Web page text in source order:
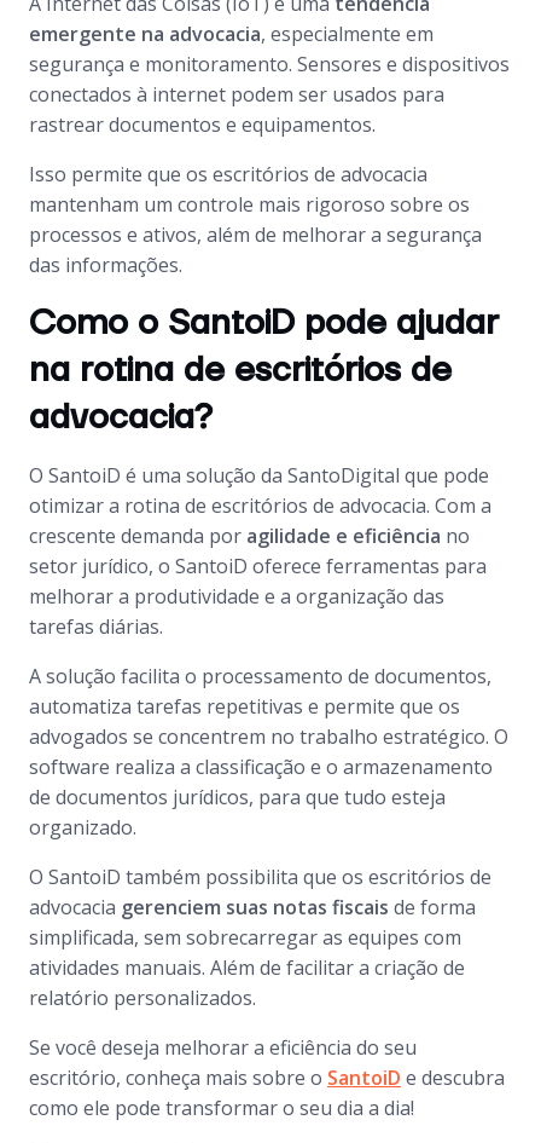
emergente na advocacia, especialmente em
segurança e monitoramento. Sensores e dispositivos
conectados à internet podem ser usados para
rastrear documentos e equipamentos.
Isso permite que os escritórios de advocacia
mantenham um controle mais rigoroso sobre os
processos e ativos, além de melhorar a segurança
das informações.
Como o SantoiD pode ajudar
na rotina de escritórios de
advocacia?
O SantoiD é uma solução da SantoDigital que pode
otimizar a rotina de escritórios de advocacia. Com a
crescente demanda por agilidade e eficiência no
setor jurídico, o SantoiD oferece ferramentas para
melhorar a produtividade e a organização das
tarefas diárias.
A solução facilita o processamento de documentos,
automatiza tarefas repetitivas e permite que os
advogados se concentrem no trabalho estratégico. O
software realiza a classificação e o armazenamento
de documentos jurídicos, para que tudo esteja
organizado.
O SantoiD também possibilita que os escritórios de
advocacia gerenciem suas notas fiscais de forma
simplificada, sem sobrecarregar as equipes com
atividades manuais. Além de facilitar a criação de
relatório personalizados.
Se você deseja melhorar a eficiência do seu
escritório, conheça mais sobre o SantoiD e descubra
como ele pode transformar o seu dia a dia!